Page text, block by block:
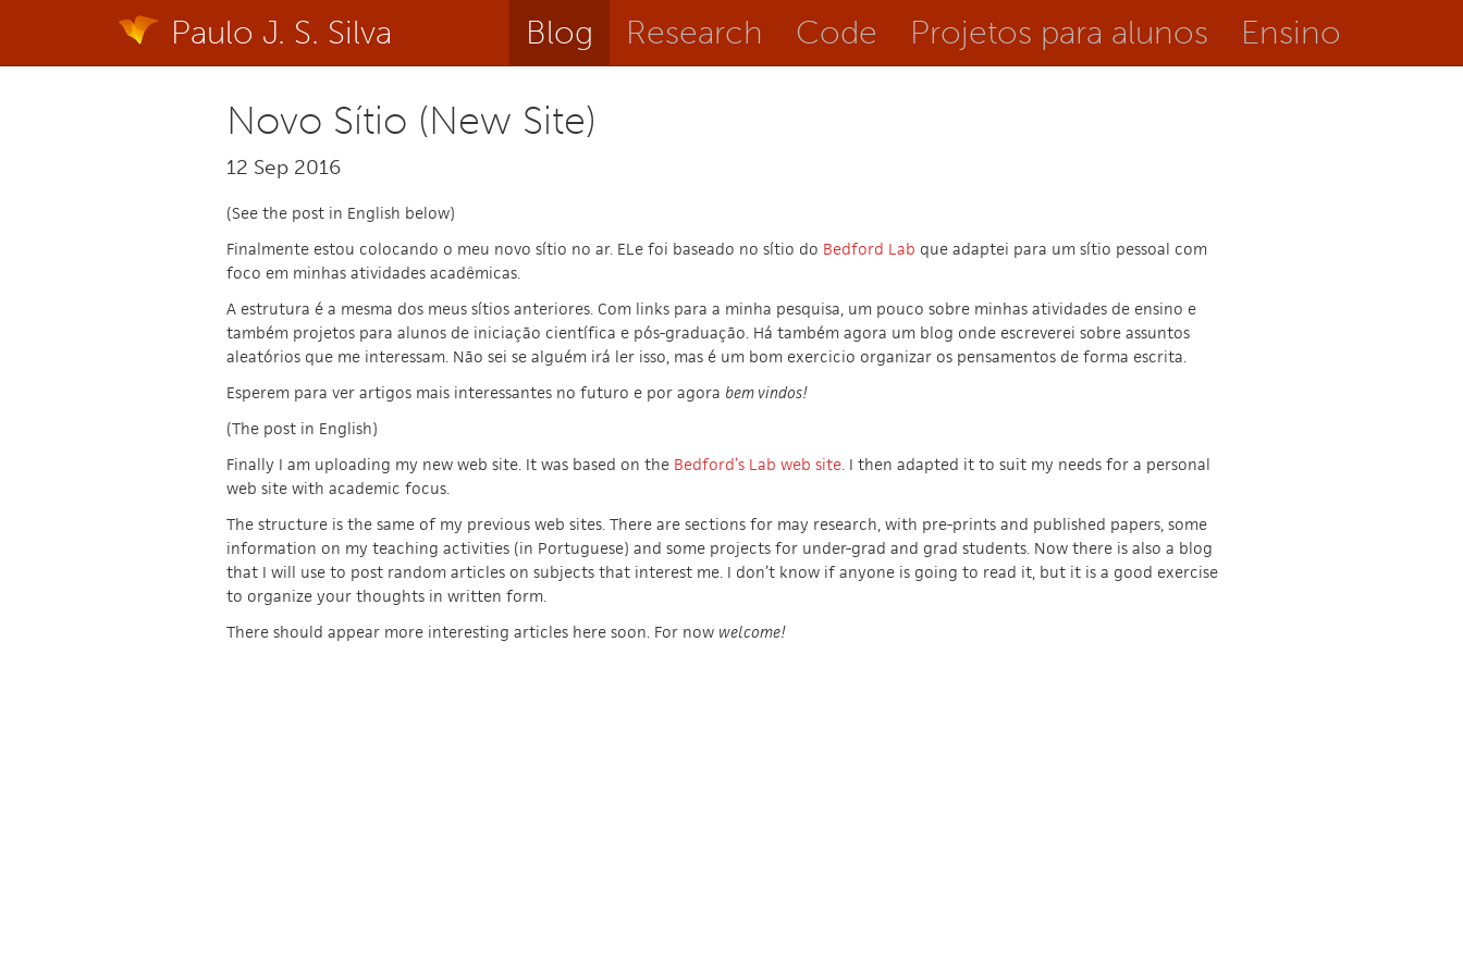
Paulo J. S. Silva Blog Research Code Projetos para alunos Ensino
Novo Sítio (New Site)
12 Sep 2016
(See the post in English below)
Finalmente estou colocando o meu novo sítio no ar. ELe foi baseado no sítio do Bedford Lab que adaptei para um sítio pessoal com
foco em minhas atividades acadêmicas.
A estrutura é a mesma dos meus sítios anteriores. Com links para a minha pesquisa, um pouco sobre minhas atividades de ensino e
também projetos para alunos de iniciação científica e pós-graduação. Há também agora um blog onde escreverei sobre assuntos
aleatórios que me interessam. Não sei se alguém irá ler isso, mas é um bom exercicio organizar os pensamentos de forma escrita.
Esperem para ver artigos mais interessantes no futuro e por agora bem vindos!
(The post in English)
Finally I am uploading my new web site. It was based on the Bedford’s Lab web site. I then adapted it to suit my needs for a personal
web site with academic focus.
The structure is the same of my previous web sites. There are sections for may research, with pre-prints and published papers, some
information on my teaching activities (in Portuguese) and some projects for under-grad and grad students. Now there is also a blog
that I will use to post random articles on subjects that interest me. I don’t know if anyone is going to read it, but it is a good exercise
to organize your thoughts in written form.
There should appear more interesting articles here soon. For now welcome!